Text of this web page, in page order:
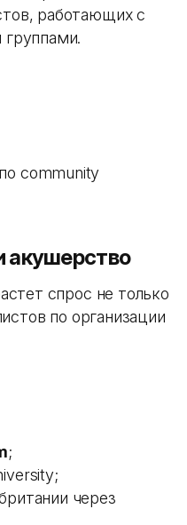
работающих с
по community
акушерство
спрос не только
по организации
;
через